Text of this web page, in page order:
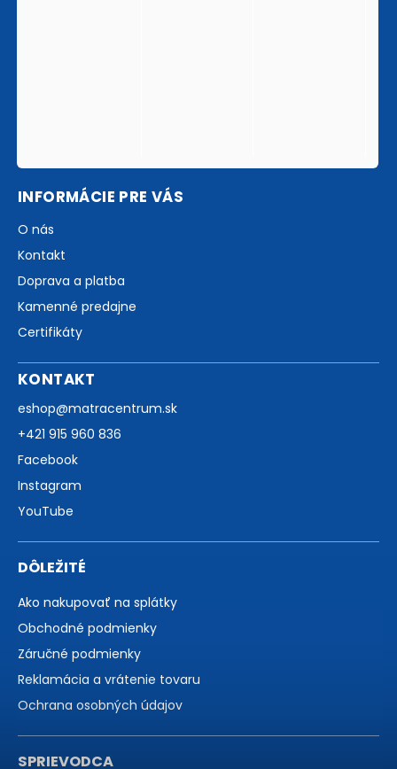
INFORMÁCIE PRE VÁS
O nás
Kontakt
Doprava a platba
Kamenné predajne
Certifikáty
KONTAKT
eshop@matracentrum.sk
+421 915 960 836
Facebook
Instagram
YouTube
DÔLEŽITÉ
Ako nakupovať na splátky
Obchodné podmienky
Záručné podmienky
Reklamácia a vrátenie tovaru
Ochrana osobných údajov
SPRIEVODCA